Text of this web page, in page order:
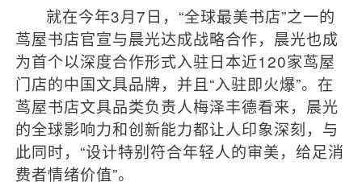
就在今年3月7日，“全球最美书店”之一的
茑屋书店官宣与晨光达成战略合作，晨光也成
为首个以深度合作形式入驻日本近120家茑屋
门店的中国文具品牌，并且“入驻即火爆”。在
茑屋书店文具品类负责人梅泽丰德看来，晨光
的全球影响力和创新能力都让人印象深刻，与
此同时，“设计特别符合年轻人的审美，给足消
费者情绪价值”。